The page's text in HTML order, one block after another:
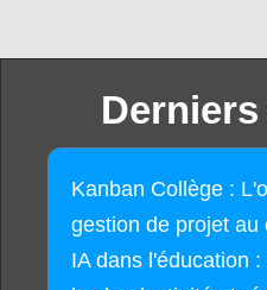
Kanban Collège :
gestion de projet au
IA dans l'éducation